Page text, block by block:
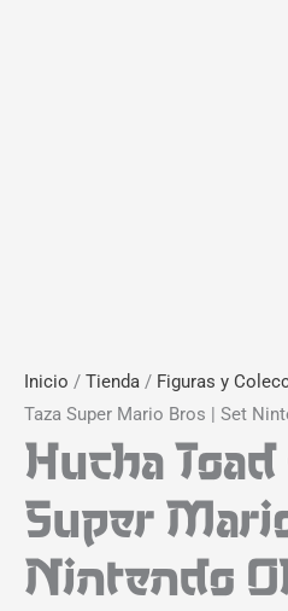
Inicio / Tienda / Figuras y
Taza Super Mario Bros | Set
Hucha Toad
Super
Nintendo